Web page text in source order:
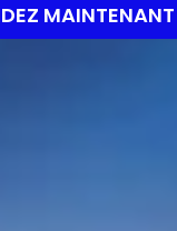
MAINTENANT